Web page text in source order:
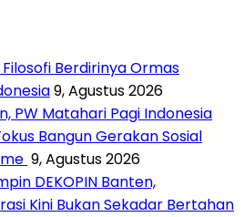
Berdirinya Ormas
9, Agustus 2026
PW Matahari Pagi Indonesia
Bangun Gerakan Sosial
9, Agustus 2026
DEKOPIN Banten,
Kini Bukan Sekadar Bertahan